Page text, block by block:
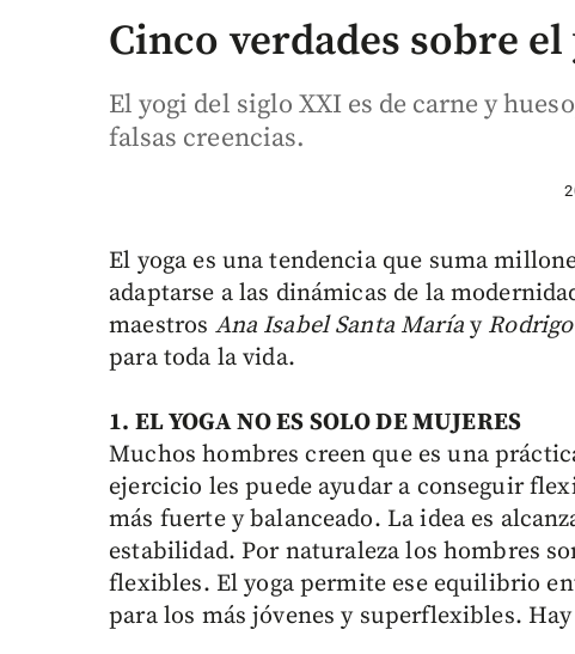
Cinco verdades sobre el
El yogi del siglo XXI es de carne y
falsas creencias.
El yoga es una tendencia que suma
adaptarse a las dinámicas de la
maestros Ana Isabel Santa María yRodrigo
para toda la vida.
1. EL YOGA NO ES SOLO DE MUJERES
Muchos hombres creen que es una
ejercicio les puede ayudar a conseguir
más fuerte y balanceado. La idea es
estabilidad. Por naturaleza los hombres
flexibles. El yoga permite ese equilibrio
para los más jóvenes y superflexibles.